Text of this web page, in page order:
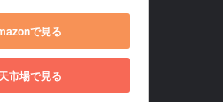
で見る
市場で見る